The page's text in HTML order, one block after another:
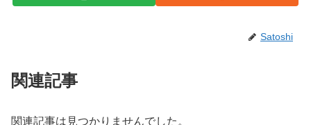
Satoshi
関連記事
関連記事は見つかりませんでした。